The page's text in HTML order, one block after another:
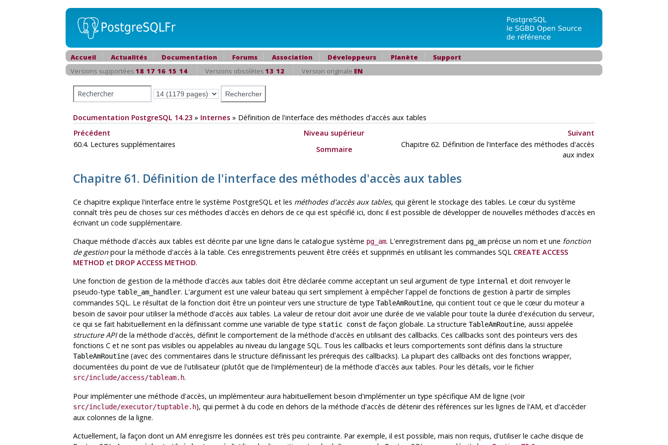
Accueil Actualités Documentation Forums Association Développeurs Planète
Support
Versions supportées 18 17 16 15 14 Versions obsolètes 13 12 Version originale EN
Documentation PostgreSQL 14.23 » Internes » Définition de l'interface des méthodes d'accès aux tables
Précédent
Niveau supérieur
Suivant
60.4. Lectures supplémentaires
Sommaire
Chapitre 62. Définition de l'interface des méthodes d'accès
aux index
Chapitre 61. Définition de l'interface des méthodes d'accès aux tables
Ce chapitre explique l'interface entre le système PostgreSQL et les méthodes d'accès aux tables, qui gèrent le stockage des tables. Le cœur du système
connaît très peu de choses sur ces méthodes d'accès en dehors de ce qui est spécifié ici, donc il est possible de développer de nouvelles méthodes d'accès en
écrivant un code supplémentaire.
Chaque méthode d'accès aux tables est décrite par une ligne dans le catalogue système pg_am. L'enregistrement dans pg_am précise un nom et une fonction
de gestion pour la méthode d'accès à la table. Ces enregistrements peuvent être créés et supprimés en utilisant les commandes SQL CREATE ACCESS
METHOD et DROP ACCESS METHOD.
Une fonction de gestion de la méthode d'accès aux tables doit être déclarée comme acceptant un seul argument de type internal et doit renvoyer le
pseudo-type table_am_handler. L'argument est une valeur bateau qui sert simplement à empêcher l'appel de fonctions de gestion à partir de simples
commandes SQL. Le résultat de la fonction doit être un pointeur vers une structure de type TableAmRoutine, qui contient tout ce que le cœur du moteur a
besoin de savoir pour utiliser la méthode d'accès aux tables. La valeur de retour doit avoir une durée de vie valable pour toute la durée d'exécution du serveur,
ce qui se fait habituellement en la définissant comme une variable de type static const de façon globale. La structure TableAmRoutine, aussi appelée
structure APIde la méthode d'accès, définit le comportement de la méthode d'accès en utilisant des callbacks. Ces callbacks sont des pointeurs vers des
fonctions C et ne sont pas visibles ou appelables au niveau du langage SQL. Tous les callbacks et leurs comportements sont définis dans la structure
TableAmRoutine (avec des commentaires dans le structure définissant les prérequis des callbacks). La plupart des callbacks ont des fonctions wrapper,
documentées du point de vue de l'utilisateur (plutôt que de l'implémenteur) de la méthode d'accès aux tables. Pour les détails, voir le fichier
src/include/access/tableam.h.
Pour implémenter une méthode d'accès, un implémenteur aura habituellement besoin d'implémenter un type spécifique AM de ligne (voir
src/include/executor/tuptable.h), qui permet à du code en dehors de la méthode d'accès de détenir des références sur les lignes de l'AM, et d'accéder
aux colonnes de la ligne.
Actuellement, la façon dont un AM enregisrre les données est très peu contrainte. Par exemple, il est possible, mais non requis, d'utiliser le cache disque de